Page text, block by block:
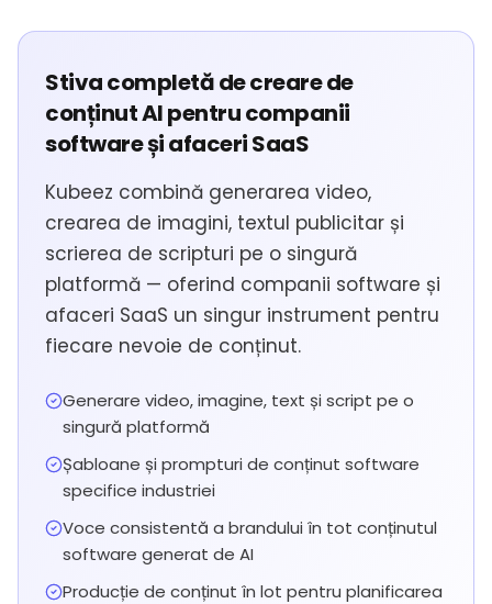
Stiva completă de creare de
conținut AI pentru companii
software și afaceri SaaS
Kubeez combină generarea video,
crearea de imagini, textul publicitar și
scrierea de scripturi pe o singură
platformă — oferind companii software și
afaceri SaaS un singur instrument pentru
fiecare nevoie de conținut.
Generare video, imagine, text și script pe o
singură platformă
Șabloane și prompturi de conținut software
specifice industriei
Voce consistentă a brandului în tot conținutul
software generat de AI
Producție de conținut în lot pentru planificarea